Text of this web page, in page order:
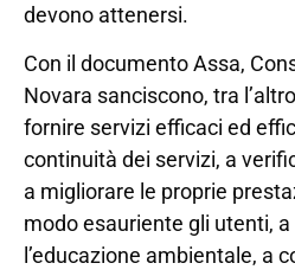
devono attenersi.
Con il documento Assa,
Novara sanciscono, tra
fornire servizi efficaci ed
continuità dei servizi, a
a migliorare le proprie
modo esauriente gli utenti,
l’educazione ambientale, a